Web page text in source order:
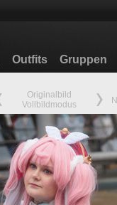
Outfits Gruppen
Originalbild
Vollbildmodus